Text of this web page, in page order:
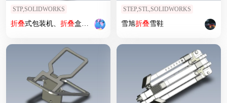
STP,SOLIDWORKS
折叠式包装机、 折叠盒包装机
STEP,STL,SOLIDWORKS
雪旭折叠雪鞋